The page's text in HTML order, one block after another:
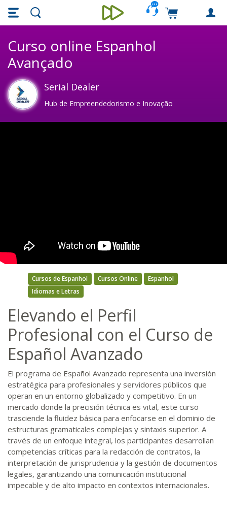
Skip main navigation
Skip to main content
Unieducar
Carrinho de
Curso online Espanhol
Avançado
Serial Dealer
Hub de Empreendedorismo e Inovação
Cursos de Espanhol Cursos Online
Espanhol
Idiomas e Letras
Elevando el Perfil
Profesional con el Curso de
Español Avanzado
El programa de Español Avanzado representa una inversión
estratégica para profesionales y servidores públicos que
operan en un entorno globalizado y competitivo. En un
mercado donde la precisión técnica es vital, este curso
trasciende la fluidez básica para enfocarse en el dominio de
estructuras gramaticales complejas y sintaxis superior. A
través de un enfoque integral, los participantes desarrollan
competencias críticas para la redacción de contratos, la
interpretación de jurisprudencia y la gestión de documentos
legales, garantizando una comunicación institucional
impecable y de alto impacto en contextos internacionales.